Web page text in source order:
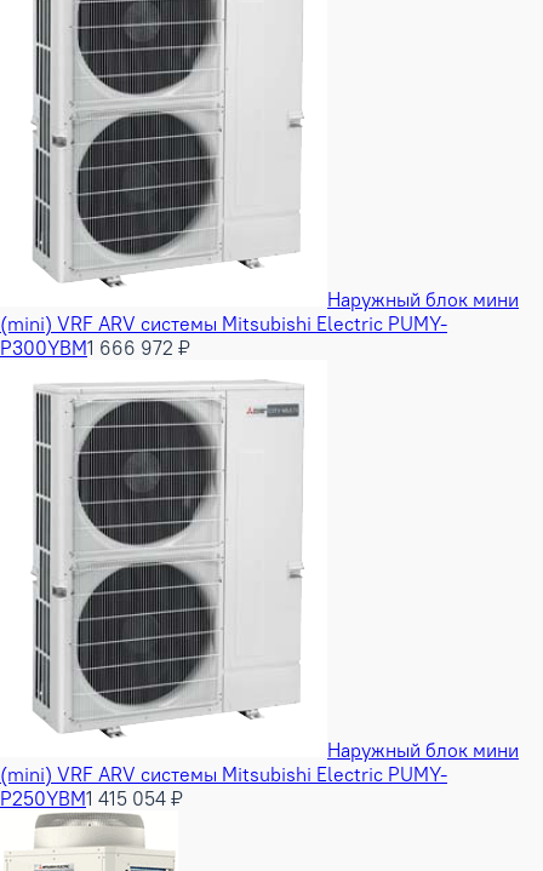
Наружный блок мини
(mini) VRF ARV системы Mitsubishi Electric PUMY-
P300YBM1 666 972 ₽
Наружный блок мини
(mini) VRF ARV системы Mitsubishi Electric PUMY-
P250YBM1 415 054 ₽